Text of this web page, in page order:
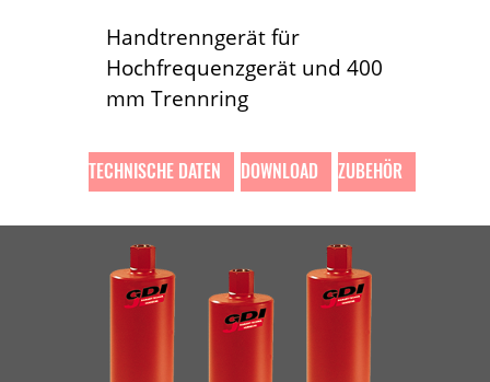
Handtrenngerät für
Hochfrequenzgerät und 400
mm Trennring
TECHNISCHE DATEN DOWNLOAD ZUBEHÖR